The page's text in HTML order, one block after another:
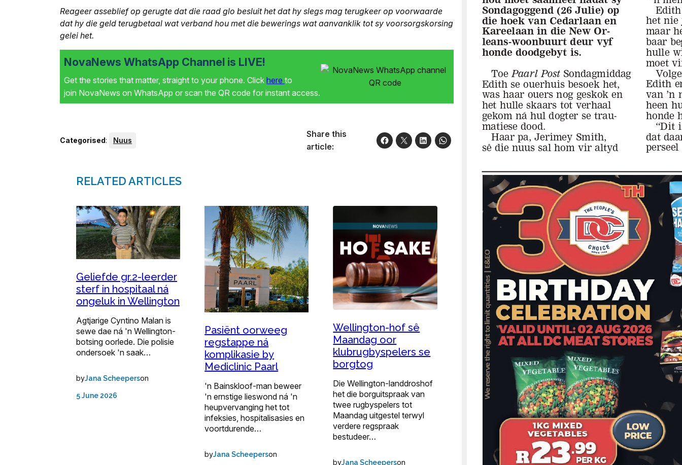
Reageer asseblief op gerugte dat die raad glo besluit het dat hy slegs mag terugkeer op voorwaarde
dat hy die geld terugbetaal wat verband hou met die bewerings wat aanvanklik tot sy voorsorgskorsing
gelei het.
NovaNews WhatsApp Channel is LIVE!
Get the stories that matter, straight to your phone. Click here to
join NovaNews on WhatsApp or scan the QR code for instant access.
Categorised: Nuus
Share this
article:
RELATED ARTICLES
Geliefde gr.2-leerder
sterf in hospitaal ná
ongeluk in Wellington
Agtjarige Cyntino Malan is
sewe dae ná 'n Wellington-
botsing oorlede. Die polisie
ondersoek 'n saak…
byJana Scheeperson
5 June 2026
Pasiënt oorweeg
regstappe ná
komplikasie by
Mediclinic Paarl
'n Bainskloof-man beweer
'n ernstige lieswond ná 'n
heupvervanging het tot
infeksies, hospitalisasies en
voortdurende…
byJana Scheeperson
Wellington-hof sê
Maandag oor
klubrugbyspelers se
borgtog
Die Wellington-landdroshof
het die borguitspraak van
twee rugbyspelers tot
Maandag uitgestel terwyl
verdere regspraak
bestudeer…
byJana Scheeperson